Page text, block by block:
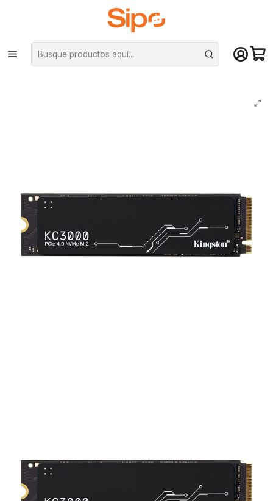
¡Compra hasta mediodía y recibe hoy! De lunes a sábado en el gran
Santiago. Envío gratis desde $29.990
Inicio Componentes PC Unidad de Estado Sólido (SSD)
M.2 PCIe NVMe
Disco sólido Kingston KC3000, 1TB, PCIe 4.0 NVMe M.2, 7000MB/s